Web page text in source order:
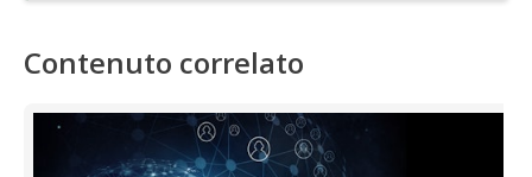
Contenuto correlato